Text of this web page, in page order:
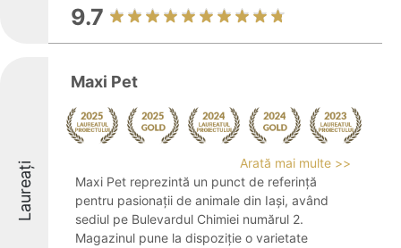
9.7
Laureați
Maxi Pet
Arată mai multe >>
Maxi Pet reprezintă un punct de referință
pentru pasionații de animale din Iași, având
sediul pe Bulevardul Chimiei numărul 2.
Magazinul pune la dispoziție o varietate